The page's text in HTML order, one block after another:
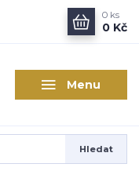
Menu
Hledat
0 ks
0 Kč